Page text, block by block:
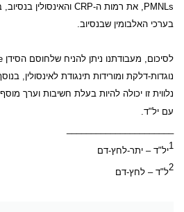
PMNLs , את רמות ה-CRP והאינסולין
בערכי האלבומין שבנסיוב.
לסיכום, מעבודתנו ניתן להניח שלחוסם הסידן
נוגדות-דלקת ומורידות תינגודת לאינסולין,
נלווית זו יכולה להיות בעלת חשיבות וערך
עם יל"ד.
1יל"ד – יתר-לחץ-דם
2ל"ד – לחץ-דם